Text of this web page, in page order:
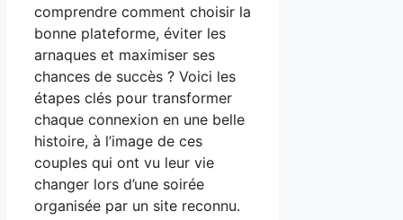
comprendre comment choisir la
bonne plateforme, éviter les
arnaques et maximiser ses
chances de succès ? Voici les
étapes clés pour transformer
chaque connexion en une belle
histoire, à l’image de ces
couples qui ont vu leur vie
changer lors d’une soirée
organisée par un site reconnu.